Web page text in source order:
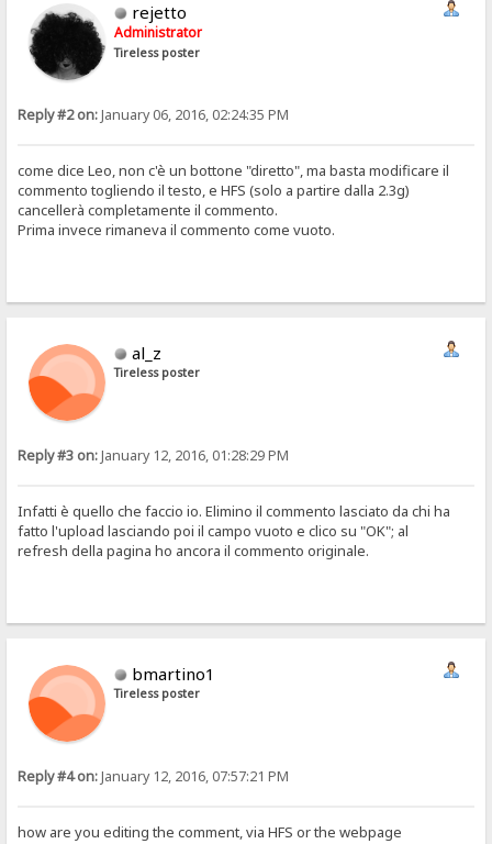
rejetto
Administrator
Tireless poster
Reply #2 on:January 06, 2016, 02:24:35 PM
come dice Leo, non c'è un bottone "diretto", ma basta modificare il
commento togliendo il testo, e HFS (solo a partire dalla 2.3g)
cancellerà completamente il commento.
Prima invece rimaneva il commento come vuoto.
al_z
Tireless poster
Reply #3 on:January 12, 2016, 01:28:29 PM
Infatti è quello che faccio io. Elimino il commento lasciato da chi ha
fatto l'upload lasciando poi il campo vuoto e clico su "OK"; al
refresh della pagina ho ancora il commento originale.
bmartino1
Tireless poster
Reply #4 on:January 12, 2016, 07:57:21 PM
how are you editing the comment, via HFS or the webpage